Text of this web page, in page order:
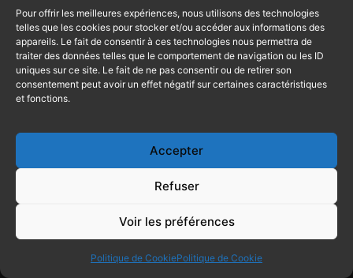
Pour offrir les meilleures expériences, nous utilisons des technologies
telles que les cookies pour stocker et/ou accéder aux informations des
appareils. Le fait de consentir à ces technologies nous permettra de
traiter des données telles que le comportement de navigation ou les ID
uniques sur ce site. Le fait de ne pas consentir ou de retirer son
consentement peut avoir un effet négatif sur certaines caractéristiques
et fonctions.
Accepter
Refuser
Voir les préférences
Politique de CookiePolitique de Cookie